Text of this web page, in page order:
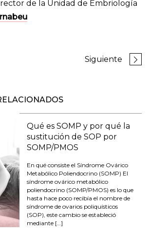
de la Unidad de Embriología
Siguiente
Qué es SOMP y por qué la
sustitución de SOP por
SOMP/PMOS
En qué consiste el Síndrome Ovárico
Metabólico Poliendocrino (SOMP) El
síndrome ovárico metabólico
poliendocrino (SOMP/PMOS) es lo que
hasta hace poco recibía el nombre de
síndrome de ovarios poliquísticos
(SOP), este cambio se estableció
mediante […]